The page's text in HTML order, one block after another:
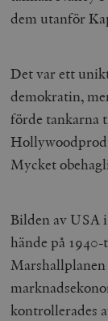
dem utanför
Det var ett
demokratin,
förde tankarna
Mycket
Bilden av USA
hände på
kontrollerades